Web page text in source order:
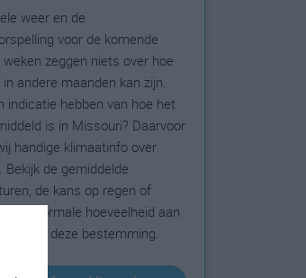
weer en de
voor de komende
zeggen niets over hoe
andere maanden kan zijn.
indicatie hebben van hoe het
is in Missouri? Daarvoor
handige klimaatinfo over
Bekijk de gemiddelde
de kans op regen of
en de normale hoeveelheid aan
voor deze bestemming.